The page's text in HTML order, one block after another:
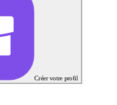
Créer votre profil